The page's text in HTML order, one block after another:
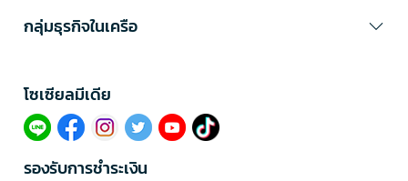
กลุ่มธุรกิจในเครือ
โซเซียลมีเดีย​
รองรับการชำระเงิน